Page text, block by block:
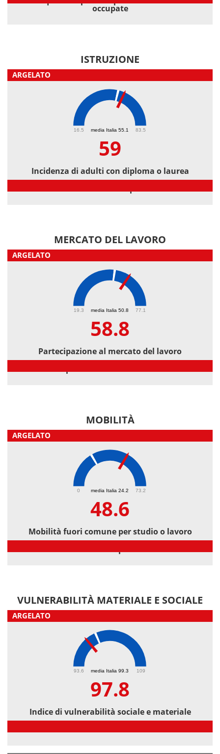
occupate
ISTRUZIONE
ARGELATO
media Italia 55.1
16.5 83.5
59
Incidenza di adulti con diploma o laurea
MERCATO DEL LAVORO
ARGELATO
media Italia 50.8
19.3 77.1
58.8
Partecipazione al mercato del lavoro
MOBILITÀ
ARGELATO
media Italia 24.2
0 73.2
48.6
Mobilità fuori comune per studio o lavoro
VULNERABILITÀ MATERIALE E SOCIALE
ARGELATO
media Italia 99.3
93.6 109
97.8
Indice di vulnerabilità sociale e materiale